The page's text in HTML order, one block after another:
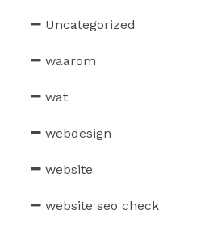
Uncategorized
waarom
wat
webdesign
website
website seo check